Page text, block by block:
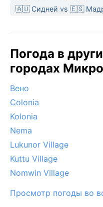
🇦🇺 Сидней vs 🇪🇸
Погода в
городах
Вено
Colonia
Kolonia
Nema
Lukunor Village
Kuttu Village
Nomwin Village
Просмотр погоды во